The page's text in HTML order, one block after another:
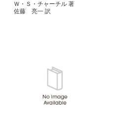
Ｗ・Ｓ・チャーチル 著
佐藤 亮一 訳